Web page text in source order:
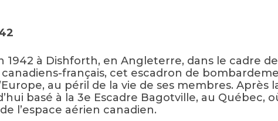
1942 à Dishforth, en Angleterre, dans le cadre
français, cet escadron de
au péril de la vie de ses membres. Après
basé à la 3e Escadre Bagotville, au Québec,
l’espace aérien canadien.